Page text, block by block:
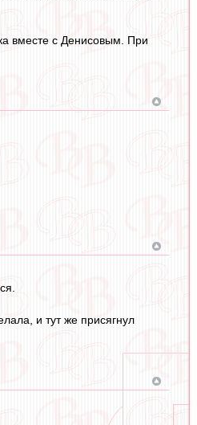
вместе с Денисовым. При
и тут же присягнул